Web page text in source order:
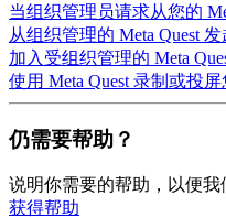
当组织管理员请求从您的
从组织管理的 Meta Quest
加入受组织管理的 Meta
使用 Meta Quest 录制或投
仍需要帮助？
说明你需要的帮助，以便我
获得帮助